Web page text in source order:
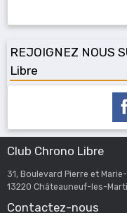
REJOIGNEZ NOUS
Libre
Club Chrono Libre
31, Boulevard Pierre et
13220 Châteauneuf-les-
Contactez-nous